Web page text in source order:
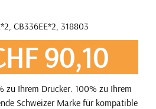
CB336EE*2, 318803
90,10
zu Ihrem Drucker. 100% zu Ihrem
Schweizer Marke für kompatible